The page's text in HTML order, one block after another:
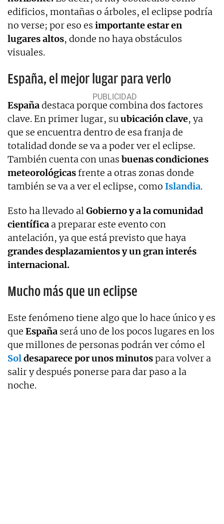
edificios, montañas o árboles, el eclipse podría
no verse; por eso es importante estar en
lugares altos, donde no haya obstáculos
visuales.
España, el mejor lugar para verlo
Españadestaca porque combina dos factores
clave. En primer lugar, suubicación clave, ya
que se encuentra dentro de esa franja de
totalidad donde se va a poder ver el eclipse.
También cuenta con unas buenas condiciones
meteorológicasfrente a otras zonas donde
también se va a ver el eclipse, como Islandia.
Esto ha llevado alGobierno y a la comunidad
científica a preparar este evento con
antelación, ya que está previsto que haya
grandes desplazamientos y un gran interés
internacional.
Mucho más que un eclipse
Este fenómeno tiene algo que lo hace único y es
que España será uno de los pocos lugares en los
que millones de personas podrán ver cómo el
Soldesaparece por unos minutospara volver a
salir y después ponerse para dar paso a la
noche.